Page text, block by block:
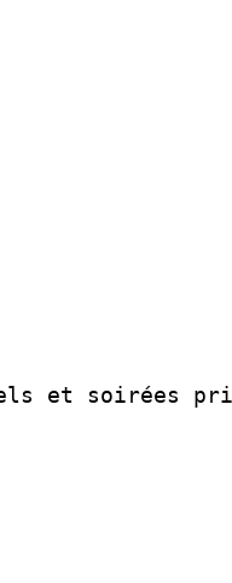
et soirées